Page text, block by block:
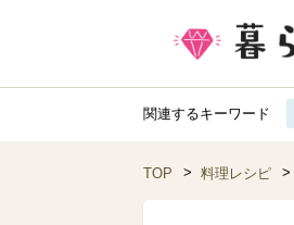
関連するキーワード
TOP 料理レシピ